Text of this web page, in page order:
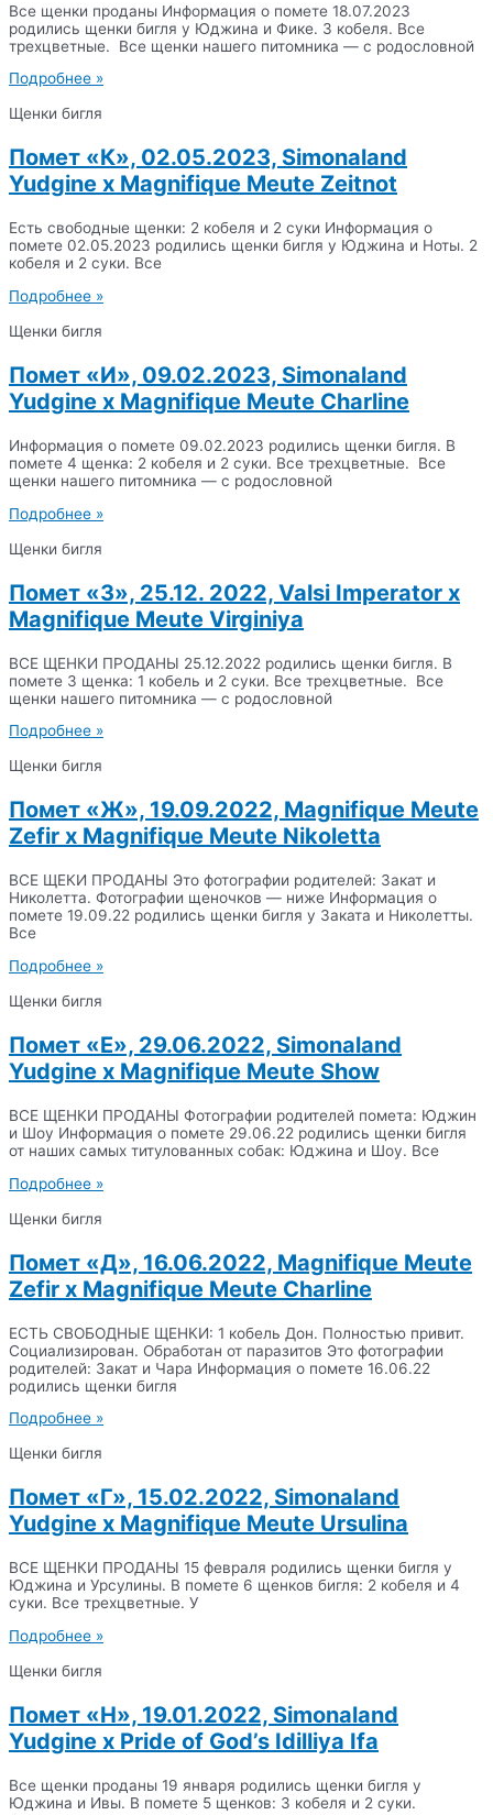
Все щенки проданы Информация о помете 18.07.2023
родились щенки бигля у Юджина и Фике. 3 кобеля. Все
трехцветные. Все щенки нашего питомника — с родословной
Подробнее »
Щенки бигля
Помет «К», 02.05.2023, Simonaland
Yudgine x Magnifique Meute Zeitnot
Есть свободные щенки: 2 кобеля и 2 суки Информация о
помете 02.05.2023 родились щенки бигля у Юджина и Ноты. 2
кобеля и 2 суки. Все
Подробнее »
Щенки бигля
Помет «И», 09.02.2023, Simonaland
Yudgine x Magnifique Meute Charline
Информация о помете 09.02.2023 родились щенки бигля. В
помете 4 щенка: 2 кобеля и 2 суки. Все трехцветные. Все
щенки нашего питомника — с родословной
Подробнее »
Щенки бигля
Помет «З», 25.12. 2022, Valsi Imperator x
Magnifique Meute Virginiya
ВСЕ ЩЕНКИ ПРОДАНЫ 25.12.2022 родились щенки бигля. В
помете 3 щенка: 1 кобель и 2 суки. Все трехцветные. Все
щенки нашего питомника — с родословной
Подробнее »
Щенки бигля
Помет «Ж», 19.09.2022, Magnifique Meute
Zefir x Magnifique Meute Nikoletta
ВСЕ ЩЕКИ ПРОДАНЫ Это фотографии родителей: Закат и
Николетта. Фотографии щеночков — ниже Информация о
помете 19.09.22 родились щенки бигля у Заката и Николетты.
Все
Подробнее »
Щенки бигля
Помет «E», 29.06.2022, Simonaland
Yudgine x Magnifique Meute Show
ВСЕ ЩЕНКИ ПРОДАНЫ Фотографии родителей помета: Юджин
и Шоу Информация о помете 29.06.22 родились щенки бигля
от наших самых титулованных собак: Юджина и Шоу. Все
Подробнее »
Щенки бигля
Помет «Д», 16.06.2022, Magnifique Meute
Zefir x Magnifique Meute Charline
ЕСТЬ СВОБОДНЫЕ ЩЕНКИ: 1 кобель Дон. Полностью привит.
Социализирован. Обработан от паразитов Это фотографии
родителей: Закат и Чара Информация о помете 16.06.22
родились щенки бигля
Подробнее »
Щенки бигля
Помет «Г», 15.02.2022, Simonaland
Yudgine x Magnifique Meute Ursulina
ВСЕ ЩЕНКИ ПРОДАНЫ 15 февраля родились щенки бигля у
Юджина и Урсулины. В помете 6 щенков бигля: 2 кобеля и 4
суки. Все трехцветные. У
Подробнее »
Щенки бигля
Помет «Н», 19.01.2022, Simonaland
Yudgine x Pride of God’s Idilliya Ifa
Все щенки проданы 19 января родились щенки бигля у
Юджина и Ивы. В помете 5 щенков: 3 кобеля и 2 суки.